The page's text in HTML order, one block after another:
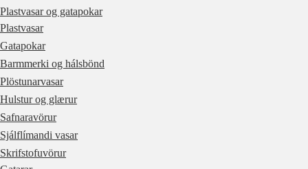
Plastvasar og gatapokar
Plastvasar
Gatapokar
Barmmerki og hálsbönd
Plöstunarvasar
Hulstur og glærur
Safnaravörur
Sjálflímandi vasar
Skrifstofuvörur